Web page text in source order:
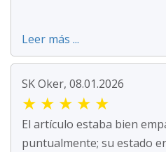
Leer más ...
SK Oker, 08.01.2026
★ ★ ★ ★ ★
El artículo estaba bien
puntualmente; su estado